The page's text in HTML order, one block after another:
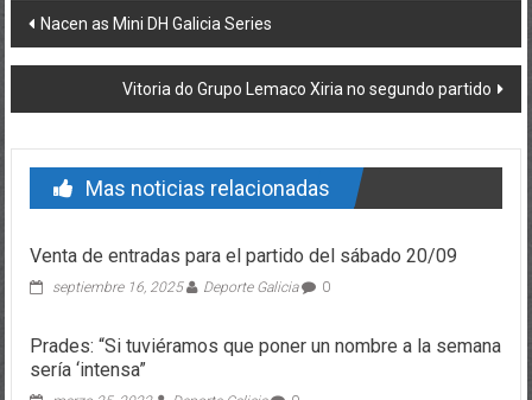
Post navigation
Nacen as Mini DH Galicia Series
Vitoria do Grupo Lemaco Xiria no segundo partido
Mas noticias relacionadas
Venta de entradas para el partido del sábado 20/09
septiembre 16, 2025 Deporte Galicia 0
Prades: “Si tuviéramos que poner un nombre a la semana
sería ‘intensa”